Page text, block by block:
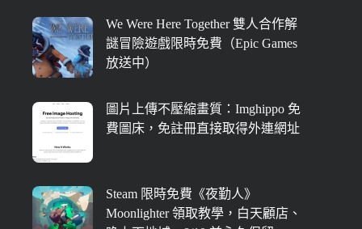
We Were Here Together 雙人合作解
謎冒險遊戲限時免費（Epic Games
放送中）
圖片上傳不壓縮畫質：Imghippo 免
費圖床，免註冊直接取得外連網址
Steam 限時免費《夜勤人》
Moonlighter 領取教學，白天顧店、